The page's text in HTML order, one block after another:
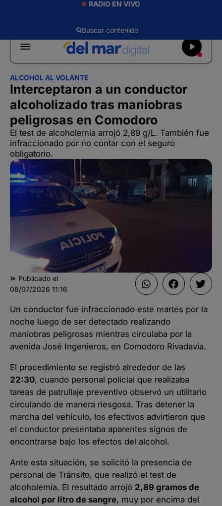
RADIO EN VIVO
ALCOHOL AL VOLANTE
Interceptaron a un conductor
alcoholizado tras maniobras
peligrosas en Comodoro
El test de alcoholemia arrojó 2,89 g/L. También fue
infraccionado por no contar con el seguro
obligatorio.
Publicado el
08/07/2026 11:16
Un conductor fue infraccionado este martes por la
noche luego de ser detectado realizando
maniobras peligrosas mientras circulaba por la
avenida José Ingenieros, en Comodoro Rivadavia.
El procedimiento se registró alrededor de las
22:30, cuando personal policial que realizaba
tareas de patrullaje preventivo observó un utilitario
circulando de manera riesgosa. Tras detener la
marcha del vehículo, los efectivos advirtieron que
el conductor presentaba aparentes signos de
encontrarse bajo los efectos del alcohol.
Ante esta situación, se solicitó la presencia de
personal de Tránsito, que realizó el test de
alcoholemia. El resultado arrojó 2,89 gramos de
alcohol por litro de sangre, muy por encima del